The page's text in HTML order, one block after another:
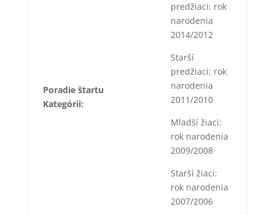
Poradie štartu
Kategórii:
predžiaci: rok
narodenia
2014/2012
Starší
predžiaci: rok
narodenia
2011/2010
Mladší žiaci:
rok narodenia
2009/2008
Starší žiaci:
rok narodenia
2007/2006